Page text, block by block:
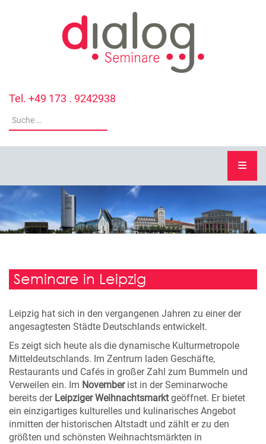
Tel. +49 173 . 9242938
Seminare in Leipzig
Leipzig hat sich in den vergangenen Jahren zu einer der
angesagtesten Städte Deutschlands entwickelt.
Es zeigt sich heute als die dynamische Kulturmetropole
Mitteldeutschlands. Im Zentrum laden Geschäfte,
Restaurants und Cafés in großer Zahl zum Bummeln und
Verweilen ein. Im Novemberist in der Seminarwoche
bereits der Leipziger Weihnachtsmarktgeöffnet. Er bietet
ein einzigartiges kulturelles und kulinarisches Angebot
inmitten der historischen Altstadt und zählt er zu den
größten und schönsten Weihnachtsmärkten in